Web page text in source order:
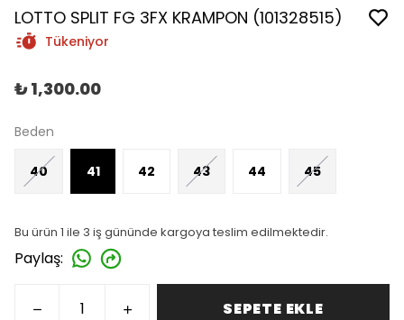
LOTTO SPLIT FG 3FX KRAMPON (101328515)
Tükeniyor
₺ 1,300.00
Beden
40 41 42 43 44 45
Bu ürün 1 ile 3 iş gününde kargoya teslim edilmektedir.
Paylaş:
SEPETE EKLE